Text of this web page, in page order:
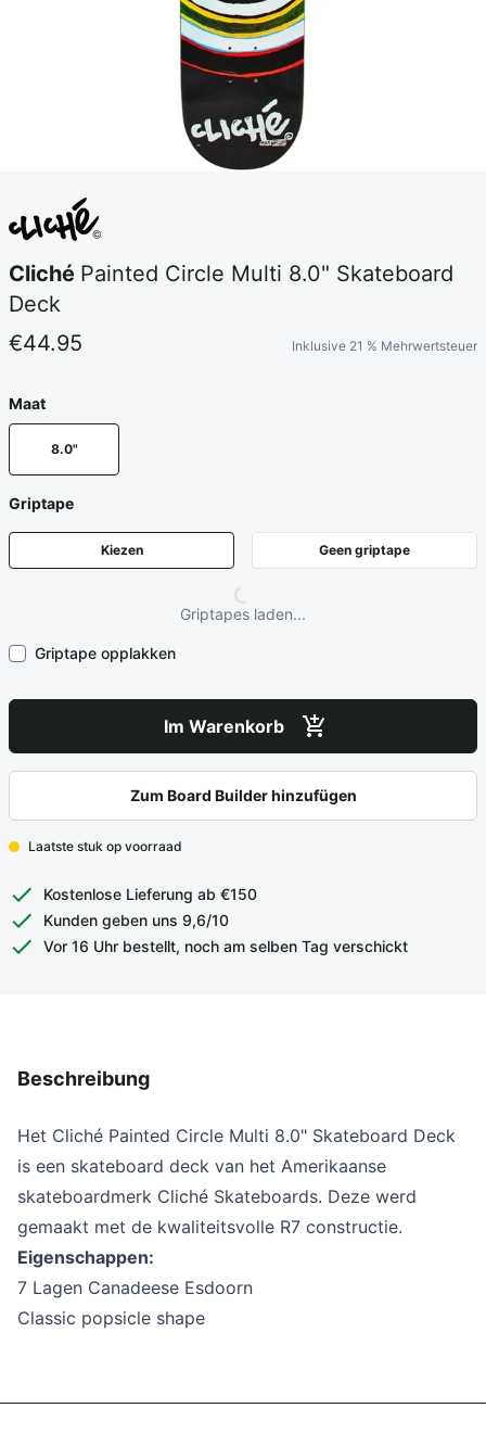
Cliché Painted Circle Multi 8.0" Skateboard
Deck
€44.95
Inklusive 21 % Mehrwertsteuer
Maat
8.0"
Griptape
Kiezen Geen griptape
Griptapes laden...
Griptape opplakken
Im Warenkorb
Zum Board Builder hinzufügen
Laatste stuk op voorraad
Kostenlose Lieferung ab €150
Kunden geben uns 9,6/10
Vor 16 Uhr bestellt, noch am selben Tag verschickt
Beschreibung
Het Cliché Painted Circle Multi 8.0" Skateboard Deck
is een skateboard deck van het Amerikaanse
skateboardmerk Cliché Skateboards. Deze werd
gemaakt met de kwaliteitsvolle R7 constructie.
Eigenschappen:
7 Lagen Canadeese Esdoorn
Classic popsicle shape